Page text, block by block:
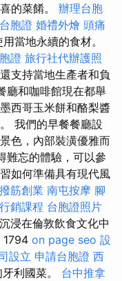
的菜餚。 辦理台胞
胞證 婚禮外燴 頭痛
當地永續的食材。
證 旅行社代辦護照
支持當地生產者和負
廳和咖啡館現在都舉
西哥玉米餅和酪梨醬
我們的早餐餐廳設
色，內部裝潢優雅而
難忘的體驗，可以參
如何準備具有現代風
撥筋創業 南屯按摩 腳
銷課程 台胞證照片
浸在倫敦飲食文化中
1794 on page seo 設
設立 申請台胞證 西
利國菜。 台中推拿